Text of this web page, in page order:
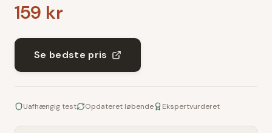
159 kr
Se bedste pris
Uafhængig test Opdateret løbende Ekspertvurderet